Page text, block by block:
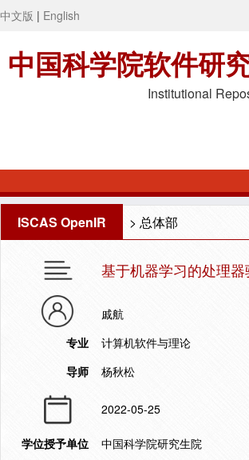
中文版 | English
中国科学院软件研
Institutional
ISCAS OpenIR > 总体部
基于机器学习的处理
戚航
专业
计算机软件与理论
导师
杨秋松
2022-05-25
学位授予单位
中国科学院研究生院